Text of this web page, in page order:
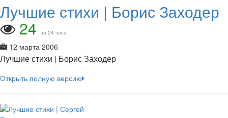
Лучшие стихи | Борис Заходер
24 за 24 часа
12 марта 2006
Лучшие стихи | Борис Заходер
Открыть полную версию